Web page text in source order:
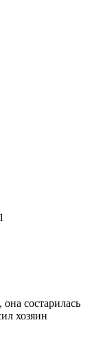
состарилась
хозяин